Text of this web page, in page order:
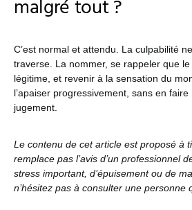
malgré tout ?
C’est normal et attendu. La culpabilité
traverse. La nommer, se rappeler que
légitime, et revenir à la sensation du
l’apaiser progressivement, sans en
jugement.
Le contenu de cet article est proposé à
remplace pas l’avis d’un professionnel
stress important, d’épuisement ou de
n’hésitez pas à consulter une personne